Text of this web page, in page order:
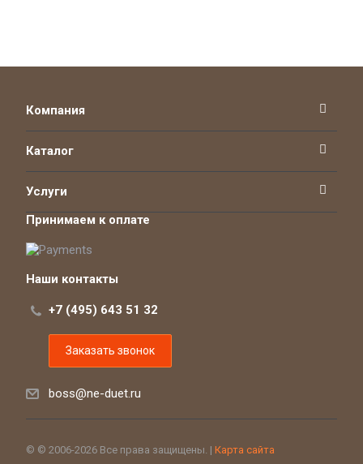
Компания
Каталог
Услуги
Принимаем к оплате
Наши контакты
+7 (495) 643 51 32
Заказать звонок
boss@ne-duet.ru
© © 2006-2026 Все права защищены. | Карта сайта